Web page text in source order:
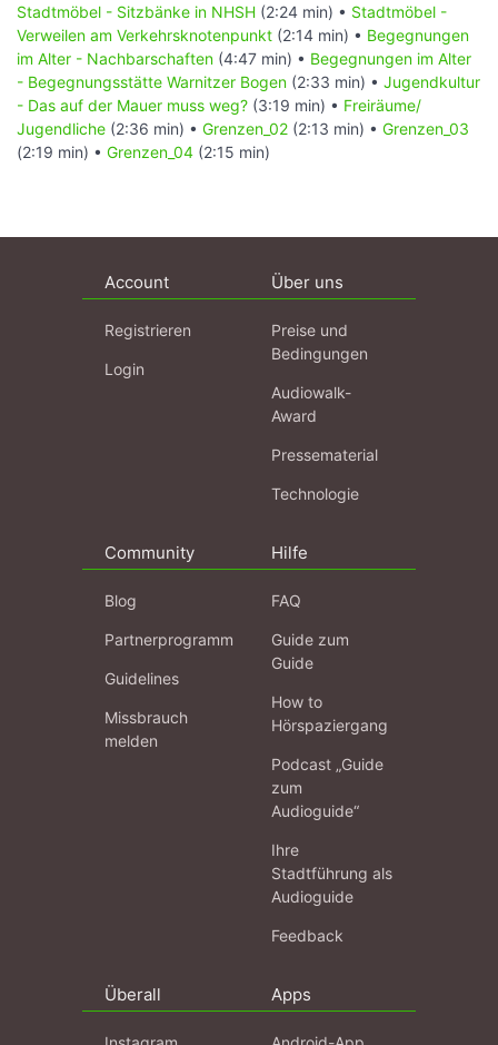
Stadtmöbel - Sitzbänke in NHSH (2:24 min) • Stadtmöbel -
Verweilen am Verkehrsknotenpunkt (2:14 min) • Begegnungen
im Alter - Nachbarschaften (4:47 min) • Begegnungen im Alter
- Begegnungsstätte Warnitzer Bogen (2:33 min) • Jugendkultur
- Das auf der Mauer muss weg? (3:19 min) • Freiräume/
Jugendliche (2:36 min) • Grenzen_02 (2:13 min) • Grenzen_03
(2:19 min) • Grenzen_04 (2:15 min)
Account
Registrieren
Login
Über uns
Preise und
Bedingungen
Audiowalk-
Award
Pressematerial
Technologie
Community
Blog
Partnerprogramm
Guidelines
Missbrauch
melden
Hilfe
FAQ
Guide zum
Guide
How to
Hörspaziergang
Podcast „Guide
zum
Audioguide“
Ihre
Stadtführung als
Audioguide
Feedback
Überall Apps